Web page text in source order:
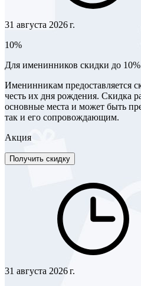
31 августа 2026 г.
10%
Для именинников скидки до 10%
Именинникам предоставляется
честь их дня рождения. Скидка
основные места и может быть
так и его сопровождающим.
Акция
Получить скидку
31 августа 2026 г.